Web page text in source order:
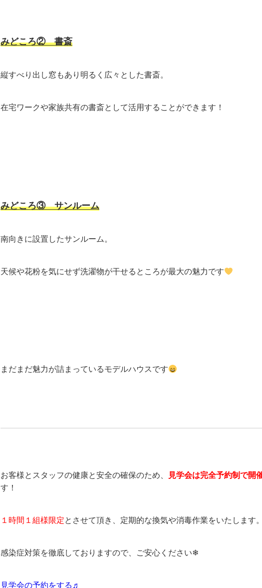
みどころ②書斎
縦すべり出し窓もあり明るく広々とした書斎。
在宅ワークや家族共有の書斎として活用することができます！
みどころ③サンルーム
南向きに設置したサンルーム。
天候や花粉を気にせず洗濯物が干せるところが最大の魅力です
まだまだ魅力が詰まっているモデルハウスです
お客様とスタッフの健康と安全の確保のため、 見学会は完全予約制で開
す！
１時間１組様限定とさせて頂き、定期的な換気や消毒作業をいたします。
感染症対策を徹底しておりますので、ご安心ください❄
見学会の予約をする♬